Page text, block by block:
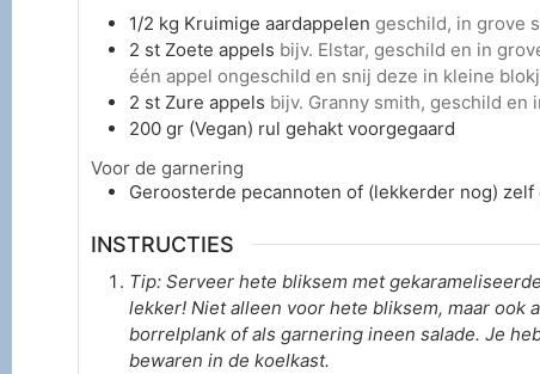
1/2 kg Kruimige aardappelen geschild, in grove
2 st Zoete appels bijv. Elstar, geschild en in
één appel ongeschild en snij deze in kleine
2 st Zure appels bijv. Granny smith, geschild en
200 gr (Vegan) rul gehakt voorgegaard
Voor de garnering
Geroosterde pecannoten of (lekkerder nog)
INSTRUCTIES
Tip: Serveer hete bliksem met
lekker! Niet alleen voor hete bliksem, maar ook
borrelplank of als garnering ineen salade. Je
bewaren in de koelkast.